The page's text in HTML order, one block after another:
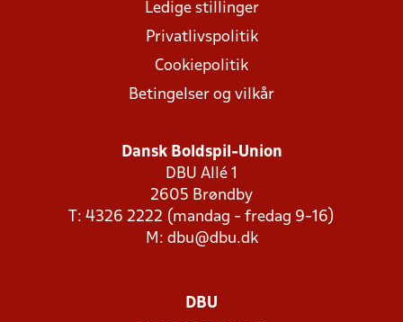
Ledige stillinger
Privatlivspolitik
Cookiepolitik
Betingelser og vilkår
Dansk Boldspil-Union
DBU Allé 1
2605 Brøndby
T: 4326 2222 (mandag - fredag 9-16)
M: dbu@dbu.dk
DBU